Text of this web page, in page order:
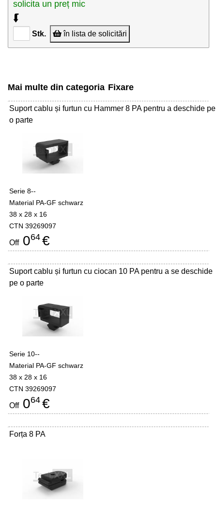
solicita un preț mic
⮮
Stk. în lista de solicitări
Mai multe din categoria Fixare
Suport cablu și furtun cu Hammer 8 PA pentru a deschide pe
o parte
Serie 8--
Material PA-GF schwarz
38 x 28 x 16
CTN 39269097
Off064 €
Suport cablu și furtun cu ciocan 10 PA pentru a se deschide
pe o parte
Serie 10--
Material PA-GF schwarz
38 x 28 x 16
CTN 39269097
Off064 €
Forța 8 PA